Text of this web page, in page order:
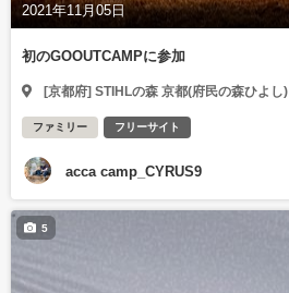
2021年11月05日
初のGOOUTCAMPに参加
[京都府] STIHLの森 京都(府民の森ひよし)
ファミリー フリーサイト
acca camp_CYRUS9
5